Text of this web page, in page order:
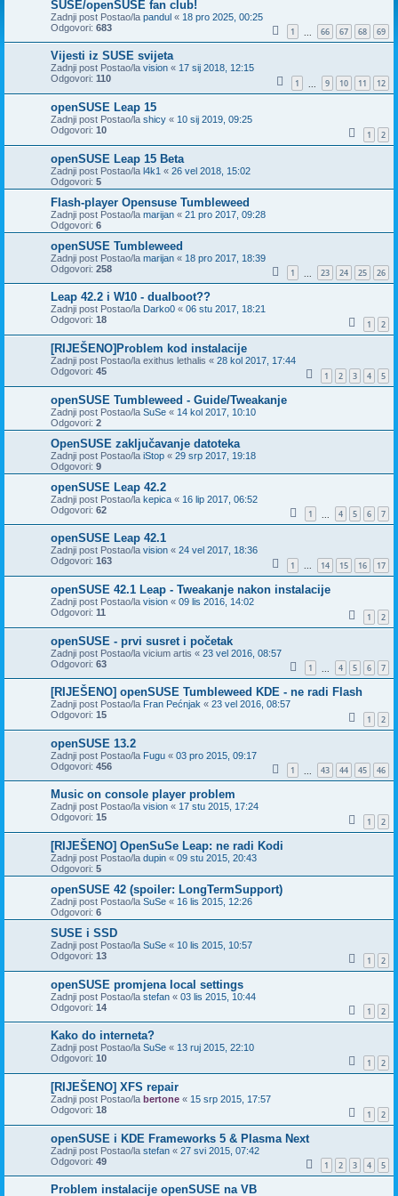
SUSE/openSUSE fan club!
Zadnji post Postao/la pandul « 18 pro 2025, 00:25
Odgovori: 683 1 66 67 68 69
Vijesti iz SUSE svijeta
Zadnji post Postao/la vision « 17 sij 2018, 12:15
Odgovori: 110 1 9 10 11 12
openSUSE Leap 15
Zadnji post Postao/la shicy « 10 sij 2019, 09:25
Odgovori: 10 1 2
openSUSE Leap 15 Beta
Zadnji post Postao/la l4k1 « 26 vel 2018, 15:02
Odgovori: 5
Flash-player Opensuse Tumbleweed
Zadnji post Postao/la marijan « 21 pro 2017, 09:28
Odgovori: 6
openSUSE Tumbleweed
Zadnji post Postao/la marijan « 18 pro 2017, 18:39
Odgovori: 258 1 23 24 25 26
Leap 42.2 i W10 - dualboot??
Zadnji post Postao/la Darko0 « 06 stu 2017, 18:21
Odgovori: 18 1 2
[RIJEŠENO]Problem kod instalacije
Zadnji post Postao/la exithus lethalis « 28 kol 2017, 17:44
Odgovori: 45 1 2 3 4 5
openSUSE Tumbleweed - Guide/Tweakanje
Zadnji post Postao/la SuSe « 14 kol 2017, 10:10
Odgovori: 2
OpenSUSE zaključavanje datoteka
Zadnji post Postao/la iStop « 29 srp 2017, 19:18
Odgovori: 9
openSUSE Leap 42.2
Zadnji post Postao/la kepica « 16 lip 2017, 06:52
Odgovori: 62 1 4 5 6 7
openSUSE Leap 42.1
Zadnji post Postao/la vision « 24 vel 2017, 18:36
Odgovori: 163 1 ... 14 15 16 17
openSUSE 42.1 Leap - Tweakanje nakon instalacije
Zadnji post Postao/la vision « 09 lis 2016, 14:02
Odgovori: 11 1 2
openSUSE - prvi susret i početak
Zadnji post Postao/la vicium artis « 23 vel 2016, 08:57
Odgovori: 63 1 4 5 6 7
[RIJEŠENO] openSUSE Tumbleweed KDE - ne radi Flash
Zadnji post Postao/la Fran Pećnjak « 23 vel 2016, 08:57
Odgovori: 15 1 2
openSUSE 13.2
Zadnji post Postao/la Fugu « 03 pro 2015, 09:17
Odgovori: 456 1 43 44 45 46
Music on console player problem
Zadnji post Postao/la vision « 17 stu 2015, 17:24
Odgovori: 15 1 2
[RIJEŠENO] OpenSuSe Leap: ne radi Kodi
Zadnji post Postao/la dupin « 09 stu 2015, 20:43
Odgovori: 5
openSUSE 42 (spoiler: LongTermSupport)
Zadnji post Postao/la SuSe « 16 lis 2015, 12:26
Odgovori: 6
SUSE i SSD
Zadnji post Postao/la SuSe « 10 lis 2015, 10:57
Odgovori: 13 1 2
openSUSE promjena local settings
Zadnji post Postao/la stefan « 03 lis 2015, 10:44
Odgovori: 14 1 2
Kako do interneta?
Zadnji post Postao/la SuSe « 13 ruj 2015, 22:10
Odgovori: 10 1 2
[RIJEŠENO] XFS repair
Zadnji post Postao/la bertone « 15 srp 2015, 17:57
Odgovori: 18 1 2
openSUSE i KDE Frameworks 5 & Plasma Next
Zadnji post Postao/la stefan « 27 svi 2015, 07:42
Odgovori: 49 1 2 3 4 5
Problem instalacije openSUSE na VB